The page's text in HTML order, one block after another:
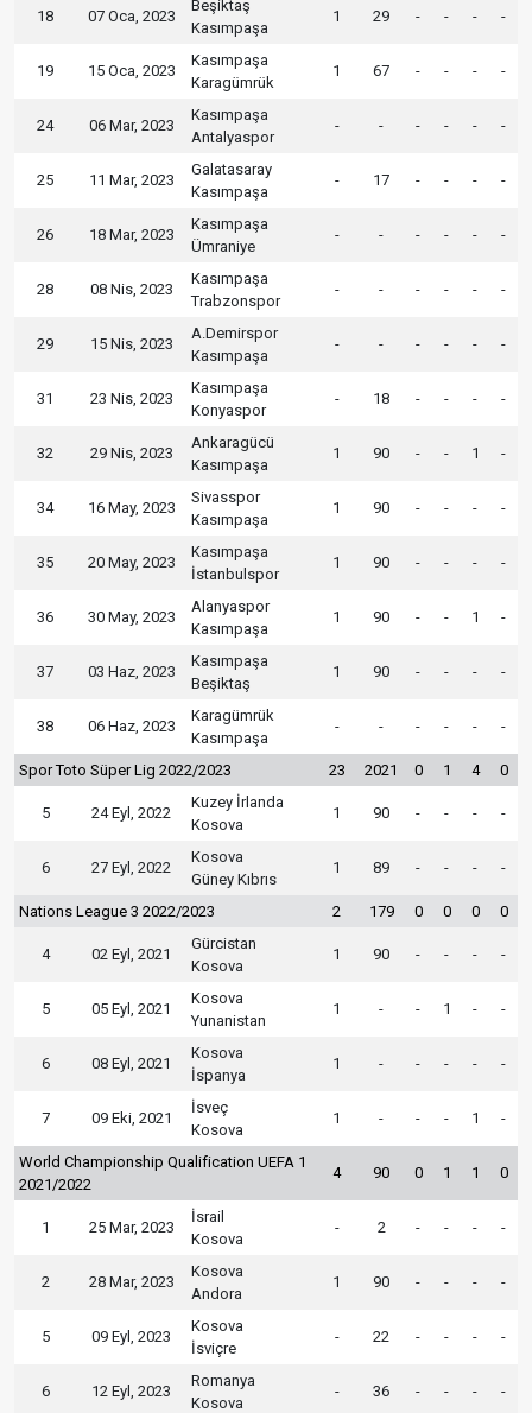
18 07 Oca, 2023
Beşiktaş
Kasımpaşa
1 29 - - - -
19 15 Oca, 2023
Kasımpaşa
Karagümrük
1 67 - - - -
24 06 Mar, 2023
Kasımpaşa
Antalyaspor
- - - - - -
25 11 Mar, 2023
Galatasaray
Kasımpaşa
- 17 - - - -
26 18 Mar, 2023
Kasımpaşa
Ümraniye
- - - - - -
28 08 Nis, 2023
Kasımpaşa
Trabzonspor
- - - - - -
29 15 Nis, 2023
A.Demirspor
Kasımpaşa
- - - - - -
31 23 Nis, 2023
Kasımpaşa
Konyaspor
- 18 - - - -
32 29 Nis, 2023
Ankaragücü
Kasımpaşa
1 90 - - 1 -
34 16 May, 2023
Sivasspor
Kasımpaşa
1 90 - - - -
35 20 May, 2023
Kasımpaşa
İstanbulspor
1 90 - - - -
36 30 May, 2023
Alanyaspor
Kasımpaşa
1 90 - - 1 -
37 03 Haz, 2023
Kasımpaşa
Beşiktaş
1 90 - - - -
38 06 Haz, 2023
Karagümrük
Kasımpaşa
- - - - - -
Spor Toto Süper Lig 2022/2023 23 2021 0 1 4 0
5 24 Eyl, 2022
Kuzey İrlanda
Kosova
1 90 - - - -
6 27 Eyl, 2022
Kosova
Güney Kıbrıs
1 89 - - - -
Nations League 3 2022/2023 2 179 0 0 0 0
4 02 Eyl, 2021
Gürcistan
Kosova
1 90 - - - -
5 05 Eyl, 2021
Kosova
Yunanistan
1 - - 1 - -
6 08 Eyl, 2021
Kosova
İspanya
1 - - - - -
7 09 Eki, 2021
İsveç
Kosova
1 - - - 1 -
World Championship Qualification UEFA 1
2021/2022
4 90 0 1 1 0
1 25 Mar, 2023
İsrail
Kosova
- 2 - - - -
2 28 Mar, 2023
Kosova
Andora
1 90 - - - -
5 09 Eyl, 2023
Kosova
İsviçre
- 22 - - - -
6 12 Eyl, 2023
Romanya
Kosova
- 36 - - - -